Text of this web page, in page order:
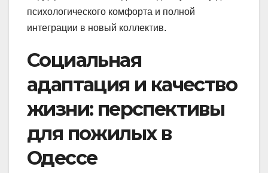
психологического комфорта и полной
интеграции в новый коллектив.
Социальная
адаптация и качество
жизни: перспективы
для пожилых в
Одессе